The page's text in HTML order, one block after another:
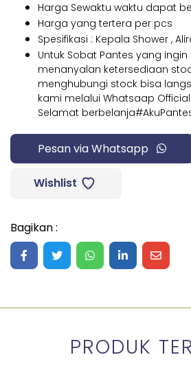
Harga Sewaktu waktu dapat
Harga yang tertera per pcs
Spesifikasi : Kepala Shower ,
Untuk Sobat Pantes yang
menanyalan ketersediaan
menghubungi stock bisa
kami melalui Whatsaap
Selamat
Pesan via Whatsapp
Wishlist
Bagikan :
Share on Facebook
Share on Twitter
Share on WhatsApp
Share onShare
PRODUK